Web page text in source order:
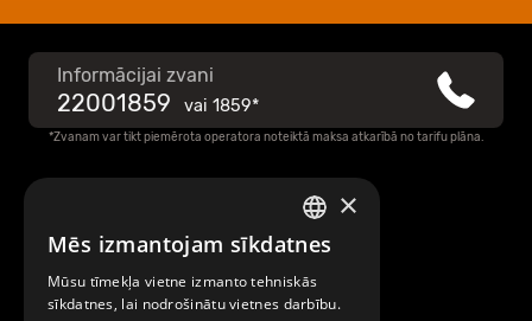
Informācijai zvani
22001859 vai 1859*
*Zvanam var tikt piemērota operatora noteiktā maksa atkarībā no tarifu plāna.
Par Mobilly
LATVIAN
ENGLISH
×
Mēs izmantojam sīkdatnes
Mūsu tīmekļa vietne izmanto tehniskās
sīkdatnes, lai nodrošinātu vietnes darbību.